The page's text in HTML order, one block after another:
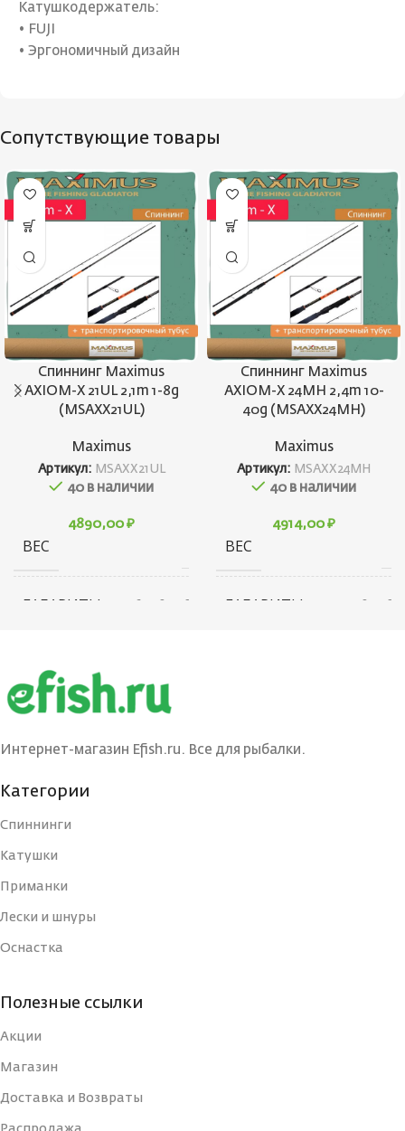
Катушкодержатель:
• FUJI
• Эргономичный дизайн
Сопутствующие товары
Спиннинг Maximus
AXIOM-X 21UL 2,1m 1-8g
(MSAXX21UL)
Maximus
Артикул: MSAXX21UL
40 в наличии
4890,00 ₽
ВЕС
ГАБАРИТЫ
УДИЛИЩА
БРЕНД Maximus
КОЛИЧЕСТВО
ВЕРШИНОК
МАТЕРИАЛ
КОЛИЧЕСТВО КОЛЕЦ
КОЛИЧЕСТВО СЕКЦИЙ
Спиннинг Maximus
AXIOM-X 24MH 2,4m 10-
40g (MSAXX24MH)
Maximus
Артикул: MSAXX24MH
40 в наличии
4914,00 ₽
ВЕС
ГАБАРИТЫ
БРЕНД
Интернет-магазин Efish.ru. Все для рыбалки.
Категории
Спиннинги
Катушки
Приманки
Лески и шнуры
Оснастка
Полезные ссылки
Акции
Магазин
Доставка и Возвраты